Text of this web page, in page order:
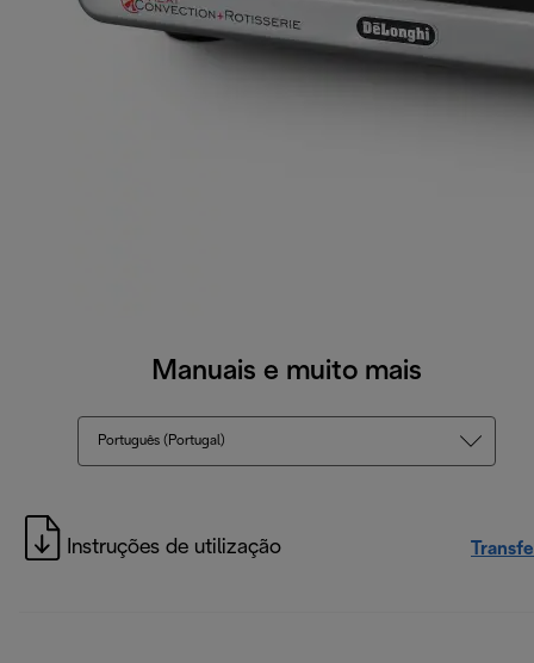
Manuais e muito mais
Português (Portugal)
Instruções de utilização